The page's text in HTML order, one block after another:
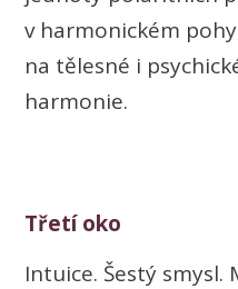
v harmonickém
na tělesné i
harmonie.
Třetí oko
Intuice. Šestý smysl.